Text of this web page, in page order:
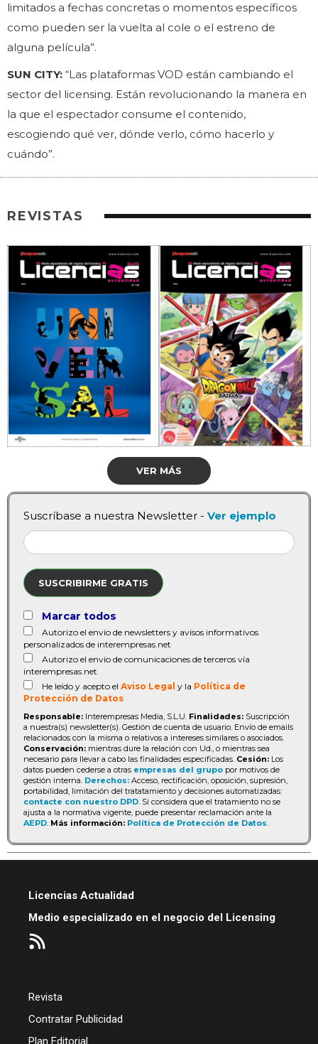
limitados a fechas concretas o momentos específicos
como pueden ser la vuelta al cole o el estreno de
alguna película”.
SUN CITY: “Las plataformas VOD están cambiando el
sector del licensing. Están revolucionando la manera en
la que el espectador consume el contenido,
escogiendo qué ver, dónde verlo, cómo hacerlo y
cuándo”.
REVISTAS
VER MÁS
Suscríbase a nuestra Newsletter - Ver ejemplo
SUSCRIBIRME GRATIS
Marcar todos
Autorizo el envío de newsletters y avisos informativos
personalizados de interempresas.net
Autorizo el envío de comunicaciones de terceros vía
interempresas.net
He leído y acepto el Aviso Legal y la Política de
Protección de Datos
Responsable: Interempresas Media, S.L.U. Finalidades: Suscripción
a nuestra(s) newsletter(s). Gestión de cuenta de usuario. Envío de emails
relacionados con la misma o relativos a intereses similares o asociados.
Conservación: mientras dure la relación con Ud., o mientras sea
necesario para llevar a cabo las finalidades especificadas. Cesión: Los
datos pueden cederse a otras empresas del grupo por motivos de
gestión interna. Derechos: Acceso, rectificación, oposición, supresión,
portabilidad, limitación del tratatamiento y decisiones automatizadas:
contacte con nuestro DPD. Si considera que el tratamiento no se
ajusta a la normativa vigente, puede presentar reclamación ante la
AEPD. Más información: Política de Protección de Datos.
Licencias Actualidad
Medio especializado en el negocio del Licensing
Revista
Contratar Publicidad
Plan Editorial